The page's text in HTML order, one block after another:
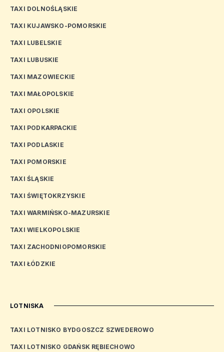
TAXI DOLNOŚLĄSKIE
TAXI KUJAWSKO-POMORSKIE
TAXI LUBELSKIE
TAXI LUBUSKIE
TAXI MAZOWIECKIE
TAXI MAŁOPOLSKIE
TAXI OPOLSKIE
TAXI PODKARPACKIE
TAXI PODLASKIE
TAXI POMORSKIE
TAXI ŚLĄSKIE
TAXI ŚWIĘTOKRZYSKIE
TAXI WARMIŃSKO-MAZURSKIE
TAXI WIELKOPOLSKIE
TAXI ZACHODNIOPOMORSKIE
TAXI ŁÓDZKIE
LOTNISKA
TAXI LOTNISKO BYDGOSZCZ SZWEDEROWO
TAXI LOTNISKO GDAŃSK RĘBIECHOWO